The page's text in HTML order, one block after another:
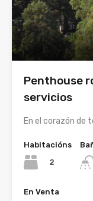
Penthouse
servicios
En el corazón de
Habitacións
2
En Venta